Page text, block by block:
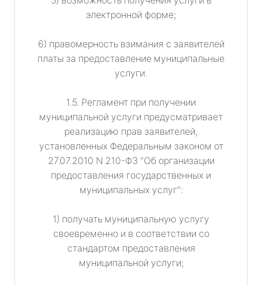
электронной форме;
6) правомерность взимания с заявителей
платы за предоставление муниципальные
услуги.
1.5. Регламент при получении
муниципальной услуги предусматривает
реализацию прав заявителей,
установленных Федеральным законом от
27.07.2010 N 210-ФЗ "Об организации
предоставления государственных и
муниципальных услуг":
1) получать муниципальную услугу
своевременно и в соответствии со
стандартом предоставления
муниципальной услуги;